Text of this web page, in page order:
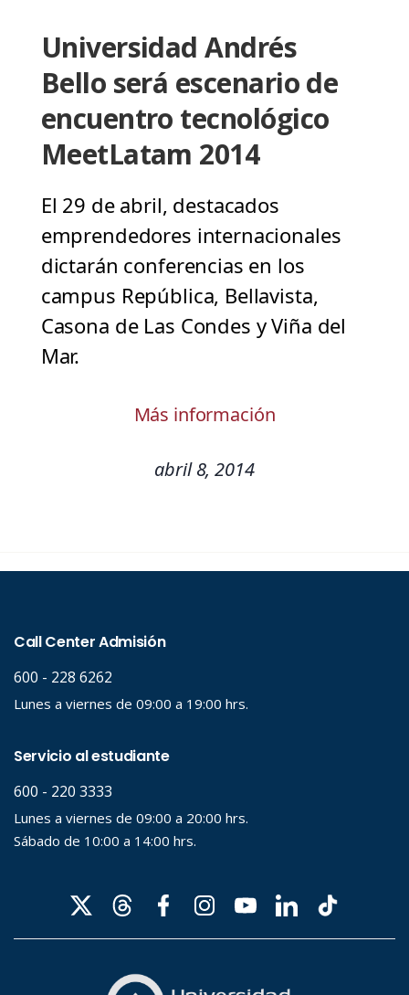
Universidad Andrés
Bello será escenario de
encuentro tecnológico
MeetLatam 2014
El 29 de abril, destacados
emprendedores internacionales
dictarán conferencias en los
campus República, Bellavista,
Casona de Las Condes y Viña del
Mar.
Más información
abril 8, 2014